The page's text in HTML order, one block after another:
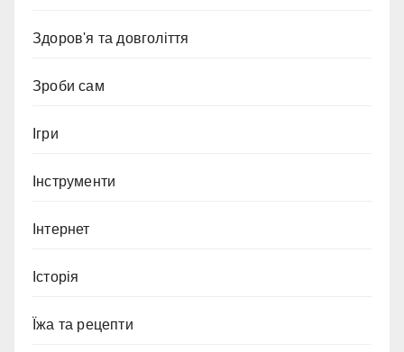
Здоров'я та довголіття
Зроби сам
Ігри
Інструменти
Інтернет
Історія
Їжа та рецепти